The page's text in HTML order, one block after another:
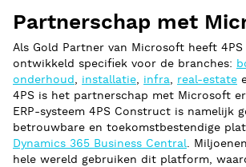
Partnerschap met
Als Gold Partner van Microsoft heeft
ontwikkeld specifiek voor de branches:
onderhoud, installatie, infra, real-estate
4PS is het partnerschap met Microsoft
ERP-systeem 4PS Construct is namelijk
betrouwbare en toekomstbestendige
Dynamics 365 Business Central.
hele wereld gebruiken dit platform,